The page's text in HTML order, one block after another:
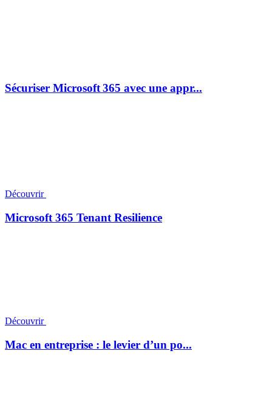
Sécuriser Microsoft 365 avec une appr...
Découvrir
Microsoft 365 Tenant Resilience
Découvrir
Mac en entreprise : le levier d’un po...